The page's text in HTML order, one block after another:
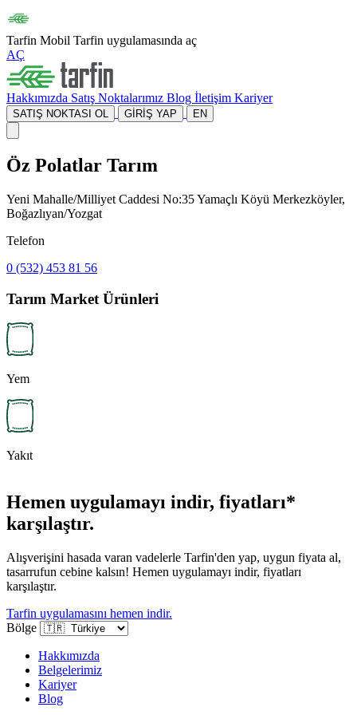
Tarfin Mobil Tarfin uygulamasında aç
AÇ
Hakkımızda Satış Noktalarımız Blog İletişim Kariyer
SATIŞ NOKTASI OL GİRİŞ YAP EN
Öz Polatlar Tarım
Yeni Mahalle/Milliyet Caddesi No:35 Yamaçlı Köyü Merkezköyler,
Boğazlıyan/Yozgat
Telefon
0 (532) 453 81 56
Tarım Market Ürünleri
Yem
Yakıt
Hemen uygulamayı indir, fiyatları*
karşılaştır.
Alışverişini hasada varan vadelerle Tarfin'den yap, uygun fiyata al,
tasarrufun cebine kalsın! Hemen uygulamayı indir, fiyatları
karşılaştır.
Tarfin uygulamasını hemen indir.
Bölge
Hakkımızda
Belgelerimiz
Kariyer
Blog